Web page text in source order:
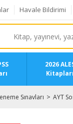
Havale Bildirimi
2026
Kitapları
Sınavları AYT